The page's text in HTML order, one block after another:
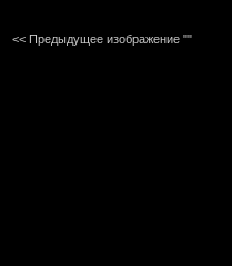
<< Предыдущее изображение ""